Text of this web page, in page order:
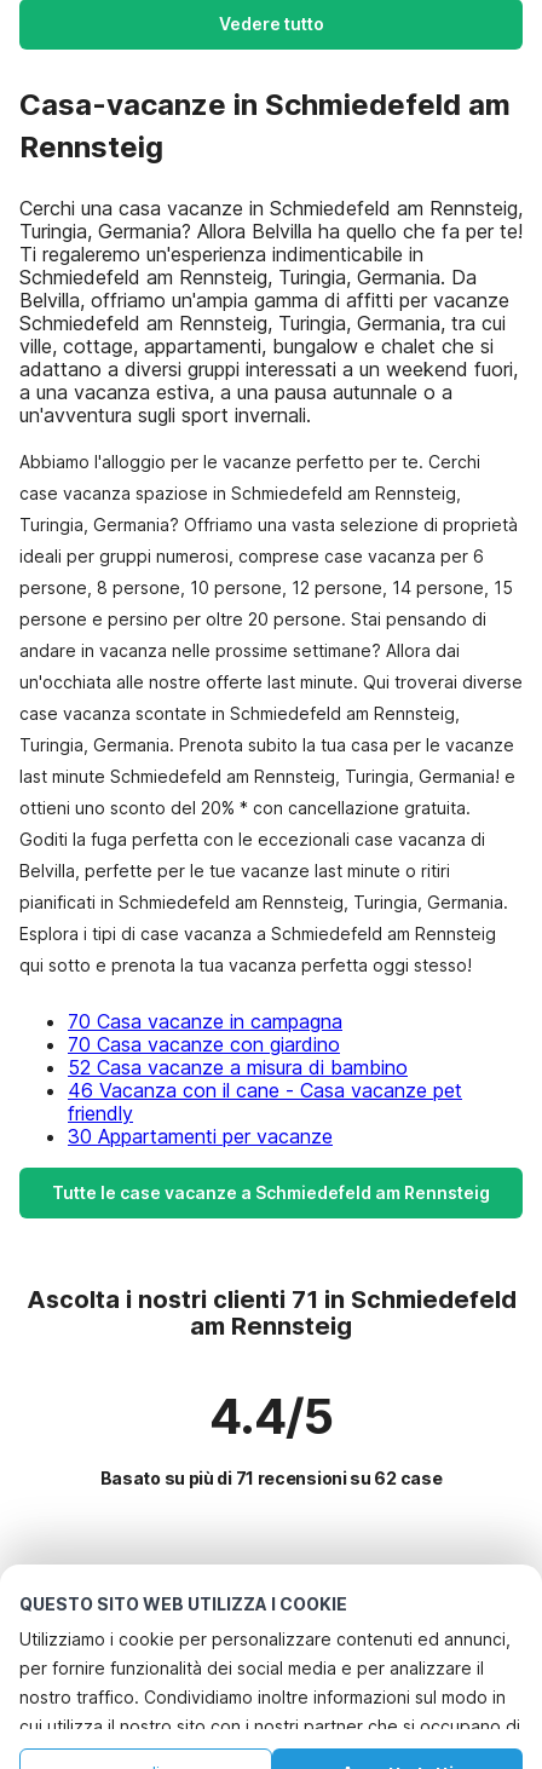
QUESTO SITO WEB UTILIZZA I COOKIE
Utilizziamo i cookie per personalizzare contenuti ed annunci,
per fornire funzionalità dei social media e per analizzare il
nostro traffico. Condividiamo inoltre informazioni sul modo in
cui utilizza il nostro sito con i nostri partner che si occupano di
analisi dei dati web, pubblicità e social media, i quali
Vedere tutto
Casa-vacanze in Schmiedefeld am
Rennsteig
Cerchi una casa vacanze in Schmiedefeld am Rennsteig,
Turingia, Germania? Allora Belvilla ha quello che fa per te!
Ti regaleremo un'esperienza indimenticabile in
Schmiedefeld am Rennsteig, Turingia, Germania. Da
Belvilla, offriamo un'ampia gamma di affitti per vacanze
Schmiedefeld am Rennsteig, Turingia, Germania, tra cui
ville, cottage, appartamenti, bungalow e chalet che si
adattano a diversi gruppi interessati a un weekend fuori,
a una vacanza estiva, a una pausa autunnale o a
un'avventura sugli sport invernali.
Abbiamo l'alloggio per le vacanze perfetto per te. Cerchi
case vacanza spaziose in Schmiedefeld am Rennsteig,
Turingia, Germania? Offriamo una vasta selezione di proprietà
ideali per gruppi numerosi, comprese case vacanza per 6
persone, 8 persone, 10 persone, 12 persone, 14 persone, 15
persone e persino per oltre 20 persone. Stai pensando di
andare in vacanza nelle prossime settimane? Allora dai
un'occhiata alle nostre offerte last minute. Qui troverai diverse
case vacanza scontate in Schmiedefeld am Rennsteig,
Turingia, Germania. Prenota subito la tua casa per le vacanze
last minute Schmiedefeld am Rennsteig, Turingia, Germania! e
ottieni uno sconto del 20% * con cancellazione gratuita.
Goditi la fuga perfetta con le eccezionali case vacanza di
Belvilla, perfette per le tue vacanze last minute o ritiri
pianificati in Schmiedefeld am Rennsteig, Turingia, Germania.
Esplora i tipi di case vacanza a Schmiedefeld am Rennsteig
qui sotto e prenota la tua vacanza perfetta oggi stesso!
70 Casa vacanze in campagna
70 Casa vacanze con giardino
52 Casa vacanze a misura di bambino
46 Vacanza con il cane - Casa vacanze pet
friendly
30 Appartamenti per vacanze
Tutte le case vacanze a Schmiedefeld am Rennsteig
Ascolta i nostri clienti 71 in Schmiedefeld
am Rennsteig
4.4/5
Basato su più di 71 recensioni su 62 case
vacanze
Città con i migliori servizi per le vacanze
Vacanza con il cane - Casa vacanze pet friendly neustadtharz
Vacanza con il cane - Casa vacanze pet friendly nordhausen
Servizi più popolari per le vacanze in Schmiedefeld-am-
rennsteig